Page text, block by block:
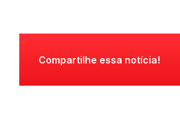
Compartilhe essa notícia!